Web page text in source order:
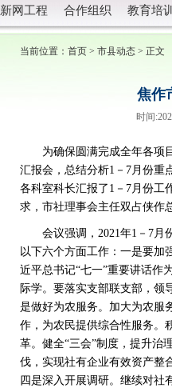
新网工程 合作组织 教育培训
当前位置： 首页 > 市县动态 > 正文
焦作
时间
为确保圆满完成全年各项目
汇报会，总结分析1－7月份重
各科室科长汇报了1－7月份工
求，市社理事会主任双占侠作
会议强调，2021年1－7月
以下六个方面工作：一是要加
近平总书记“七一”重要讲话作
际学。要落实支部联支部，领
是做好为农服务。加大为农服
作，为农民提供综合性服务。
革。健全“三会”制度，提升治
伐，实现社有企业有效资产整
四是深入开展调研。继续对社